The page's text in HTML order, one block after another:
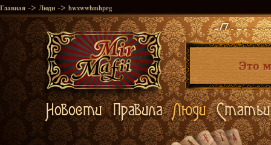
Главная -> Люди -> hwxwwhmhprg